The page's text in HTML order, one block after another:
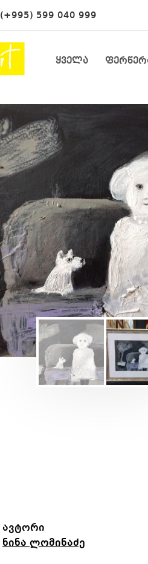
(+995) 599 040 999
ყველა
ავტორი
ნინა ლომინაძე